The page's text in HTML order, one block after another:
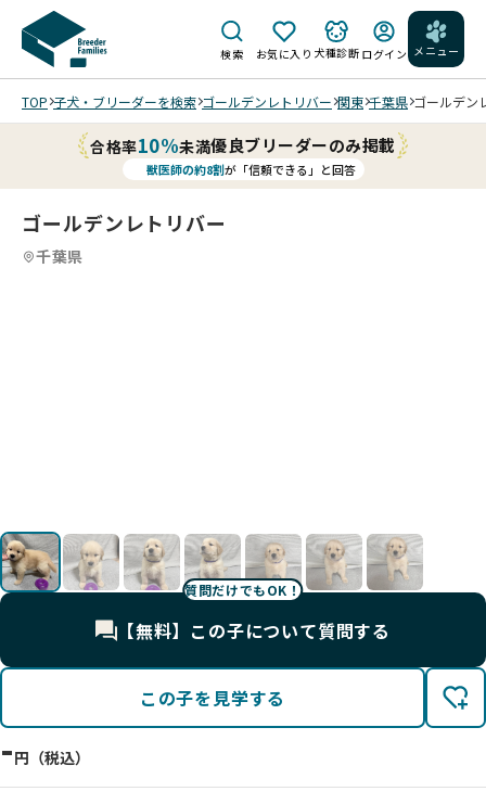
検索 お気に入り 犬種診断 ログイン メニュー
TOP 子犬・ブリーダーを検索 ゴールデンレトリバー 関東 千葉県 ゴールデン
合格率10%未満優良ブリーダーのみ掲載
獣医師の約8割が「信頼できる」と回答
ゴールデンレトリバー
千葉県
質問だけでもOK！
【無料】この子について質問する
この子を見学する
-円（税込）